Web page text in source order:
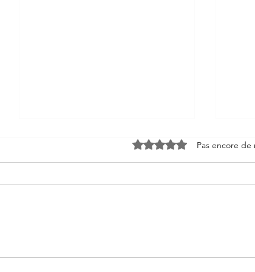
Tout
Noté 0 étoile sur 5.Pas encore de